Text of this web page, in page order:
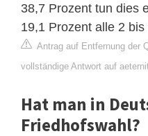
38,7 Prozent tun dies
19,1 Prozent alle 2 bis
Antrag auf Entfernung der
vollständige Antwort auf
Hat man in
Friedhofswahl?